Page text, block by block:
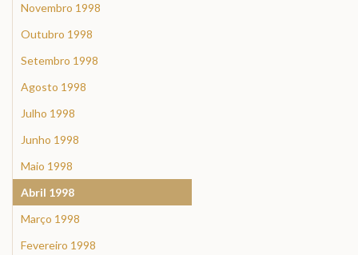
Novembro 1998
Outubro 1998
Setembro 1998
Agosto 1998
Julho 1998
Junho 1998
Maio 1998
Abril 1998
Março 1998
Fevereiro 1998